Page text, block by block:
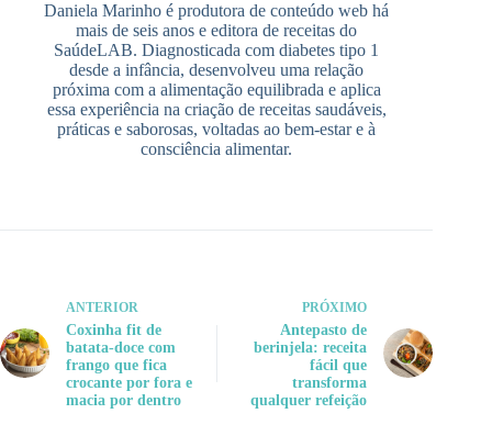
Daniela Marinho é produtora de conteúdo web há
mais de seis anos e editora de receitas do
SaúdeLAB. Diagnosticada com diabetes tipo 1
desde a infância, desenvolveu uma relação
próxima com a alimentação equilibrada e aplica
essa experiência na criação de receitas saudáveis,
práticas e saborosas, voltadas ao bem-estar e à
consciência alimentar.
ANTERIOR
Coxinha fit de
batata-doce com
frango que fica
crocante por fora e
macia por dentro
PRÓXIMO
Antepasto de
berinjela: receita
fácil que
transforma
qualquer refeição